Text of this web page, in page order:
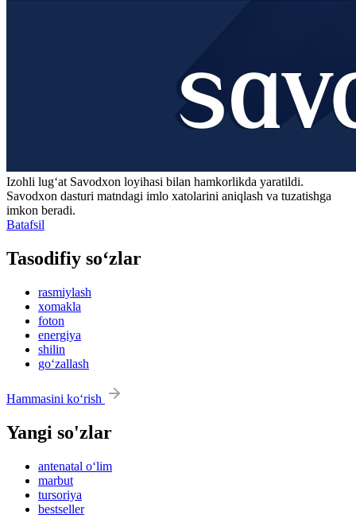
Izohli lugʻat Savodxon loyihasi bilan hamkorlikda yaratildi.
Savodxon dasturi matndagi imlo xatolarini aniqlash va tuzatishga
imkon beradi.
Batafsil
Tasodifiy so‘zlar
rasmiylash
xomakla
foton
energiya
shilin
go‘zallash
Hammasini ko‘rish
Yangi so'zlar
antenatal o‘lim
marbut
tursoriya
bestseller